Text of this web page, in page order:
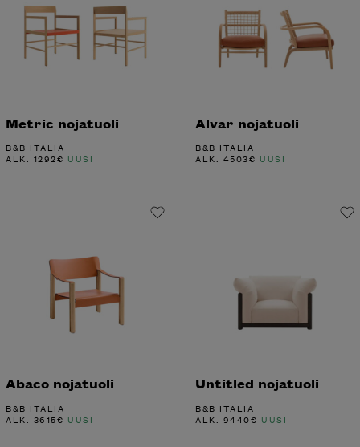
Metric nojatuoli
B&B ITALIA
ALK. 1292€ UUSI
Alvar nojatuoli
B&B ITALIA
ALK. 4503€ UUSI
Abaco nojatuoli
B&B ITALIA
ALK. 3615€ UUSI
Untitled nojatuoli
B&B ITALIA
ALK. 9440€ UUSI